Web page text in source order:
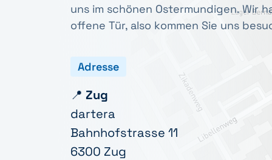
uns im schönen Ostermundigen. Wir
offene Tür, also kommen Sie uns
Adresse
📍 Zug
dartera
Bahnhofstrasse 11
6300 Zug